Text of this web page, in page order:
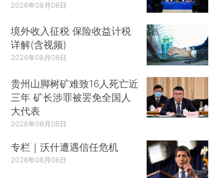
2026年08月08日
境外收入征税 保险收益计税
详解(含视频)
2026年08月08日
贵州山脚树矿难致16人死亡近
三年 矿长涉罪被罢免全国人
大代表
2026年08月08日
专栏｜沃什遭遇信任危机
2026年08月08日